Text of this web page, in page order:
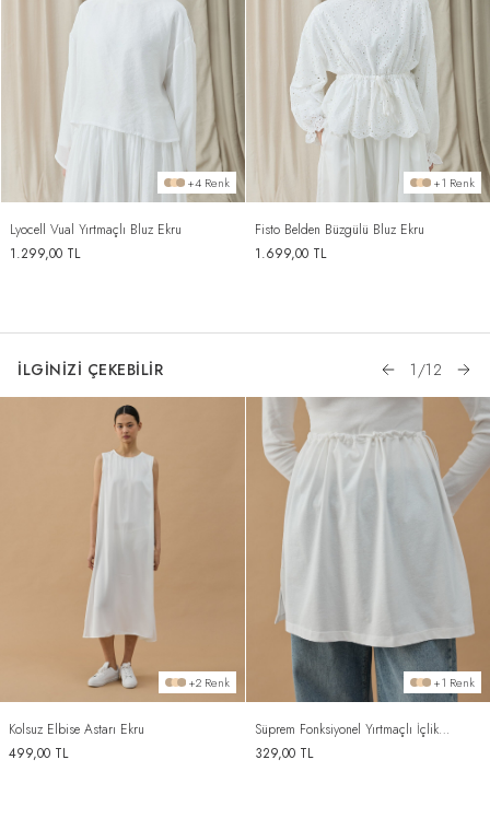
+4 Renk
Lyocell Vual Yırtmaçlı Bluz Ekru
1.299,00TL
+1 Renk
Fisto Belden Büzgülü Bluz Ekru
1.699,00TL
İLGİNİZİ ÇEKEBİLİR 1 /12
+2 Renk
Kolsuz Elbise Astarı Ekru
499,00 TL
+1 Renk
Süprem Fonksiyonel Yırtmaçlı İçlik
Etek Ekru
329,00TL